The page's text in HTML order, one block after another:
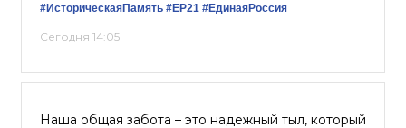
#ИсторическаяПамять #ЕР21 #ЕдинаяРоссия
Сегодня 14:05
Наша общая забота – это надежный тыл, который